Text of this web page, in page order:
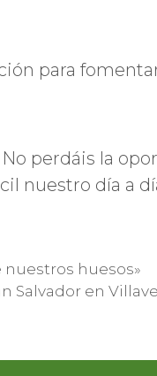
para
perdáis la
nuestro día a
huesos»
Salvador en